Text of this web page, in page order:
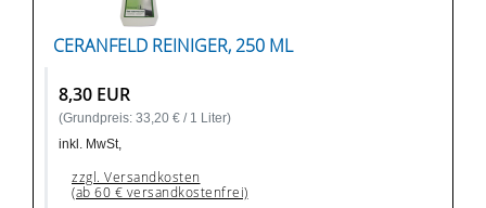
CERANFELD REINIGER, 250 ML
8,30 EUR
(Grundpreis: 33,20 € / 1 Liter)
inkl. MwSt,
zzgl. Versandkosten
(ab 60 € versandkostenfrei)